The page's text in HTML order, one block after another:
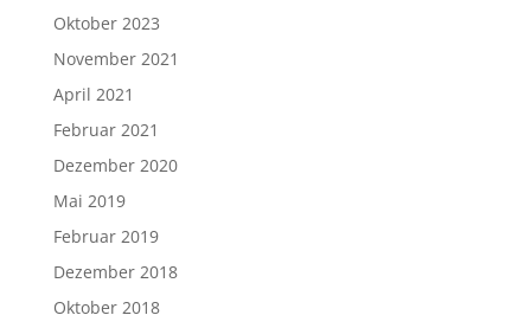
Oktober 2023
November 2021
April 2021
Februar 2021
Dezember 2020
Mai 2019
Februar 2019
Dezember 2018
Oktober 2018